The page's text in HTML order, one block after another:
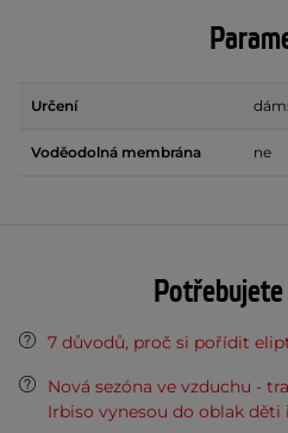
Určení
Voděodolná membrána ne
7 důvodů, proč si pořídit
Nová sezóna ve vzduchu -
Irbiso vynesou do oblak děti